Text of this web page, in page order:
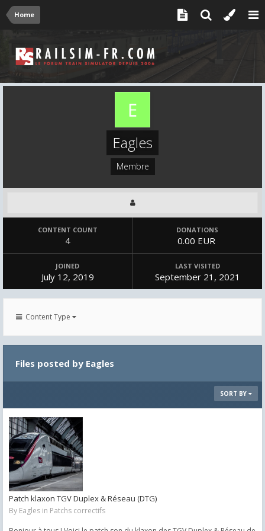
Home
Eagles
Membre
CONTENT COUNT
4
DONATIONS
0.00 EUR
JOINED
July 12, 2019
LAST VISITED
September 21, 2021
Content Type
Files posted by Eagles
SORT BY
Patch klaxon TGV Duplex & Réseau (DTG)
By Eagles in Patchs correctifs